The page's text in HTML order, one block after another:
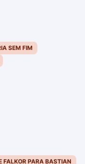
SEM FIM
FALKOR PARA BASTIAN